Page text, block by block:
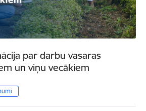
par darbu vasaras
un viņu vecākiem